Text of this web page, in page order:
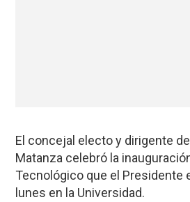
El concejal electo y dirigente
Matanza celebró la
Tecnológico que el Presidente
lunes en la Universidad.